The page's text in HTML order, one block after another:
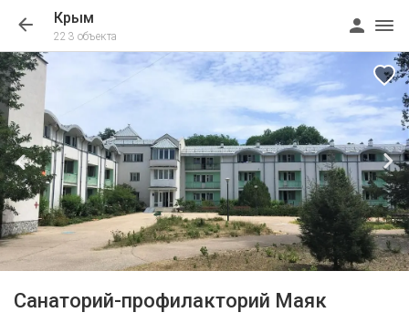
Крым
223 объекта
Санаторий-профилакторий Маяк